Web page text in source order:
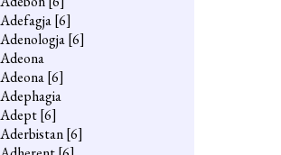
Adefagja[6]
Adenologja[6]
Adeona
Adeona[6]
Adephagia
Adept[6]
Aderbistan[6]